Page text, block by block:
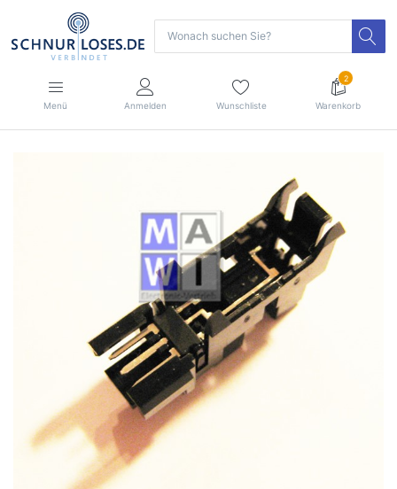
Menü Anmelden Wunschliste
2
Warenkorb